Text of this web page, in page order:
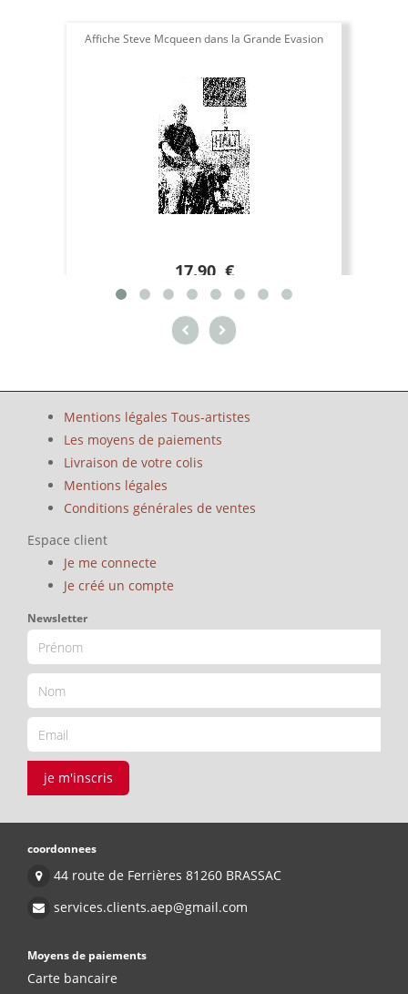
Affiche Steve Mcqueen dans la Grande Evasion
17.90 €
Mentions légales Tous-artistes
Les moyens de paiements
Livraison de votre colis
Mentions légales
Conditions générales de ventes
Espace client
Je me connecte
Je créé un compte
Newsletter
je m'inscris
coordonnees
44 route de Ferrières 81260 BRASSAC
services.clients.aep@gmail.com
Moyens de paiements
Carte bancaire